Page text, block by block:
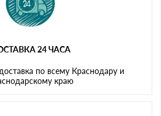
24 ЧАСА
по всему Краснодару и
краю